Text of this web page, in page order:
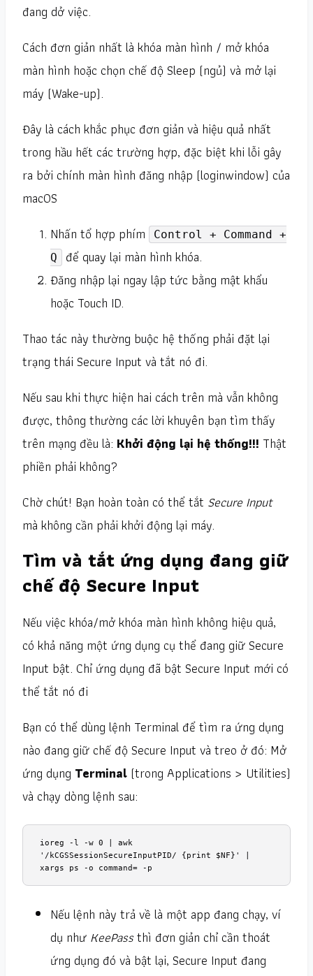
đang dở việc.
Cách đơn giản nhất là khóa màn hình / mở khóa
màn hình hoặc chọn chế độ Sleep (ngủ) và mở lại
máy (Wake-up).
Đây là cách khắc phục đơn giản và hiệu quả nhất
trong hầu hết các trường hợp, đặc biệt khi lỗi gây
ra bởi chính màn hình đăng nhập (loginwindow) của
macOS
Nhấn tổ hợp phím
Control + Command +
Q
để quay lại màn hình khóa.
Đăng nhập lại ngay lập tức bằng mật khẩu
hoặc Touch ID.
Thao tác này thường buộc hệ thống phải đặt lại
trạng thái Secure Input và tắt nó đi.
Nếu sau khi thực hiện hai cách trên mà vẫn không
được, thông thường các lời khuyên bạn tìm thấy
trên mạng đều là: Khởi động lại hệ thống!!! Thật
phiền phải không?
Chờ chút! Bạn hoàn toàn có thể tắt Secure Input
mà không cần phải khởi động lại máy.
Tìm và tắt ứng dụng đang giữ
chế độ Secure Input
Nếu việc khóa/mở khóa màn hình không hiệu quả,
có khả năng một ứng dụng cụ thể đang giữ Secure
Input bật. Chỉ ứng dụng đã bật Secure Input mới có
thể tắt nó đi
Bạn có thể dùng lệnh Terminal để tìm ra ứng dụng
nào đang giữ chế độ Secure Input và treo ở đó: Mở
ứng dụng Terminal (trong Applications > Utilities)
và chạy dòng lệnh sau:
ioreg -l -w 0 | awk
'/kCGSSessionSecureInputPID/ {print $NF}' |
xargs ps -o command= -p
Nếu lệnh này trả về là một app đang chạy, ví
dụ như KeePassthì đơn giản chỉ cần thoát
ứng dụng đó và bật lại, Secure Input đang